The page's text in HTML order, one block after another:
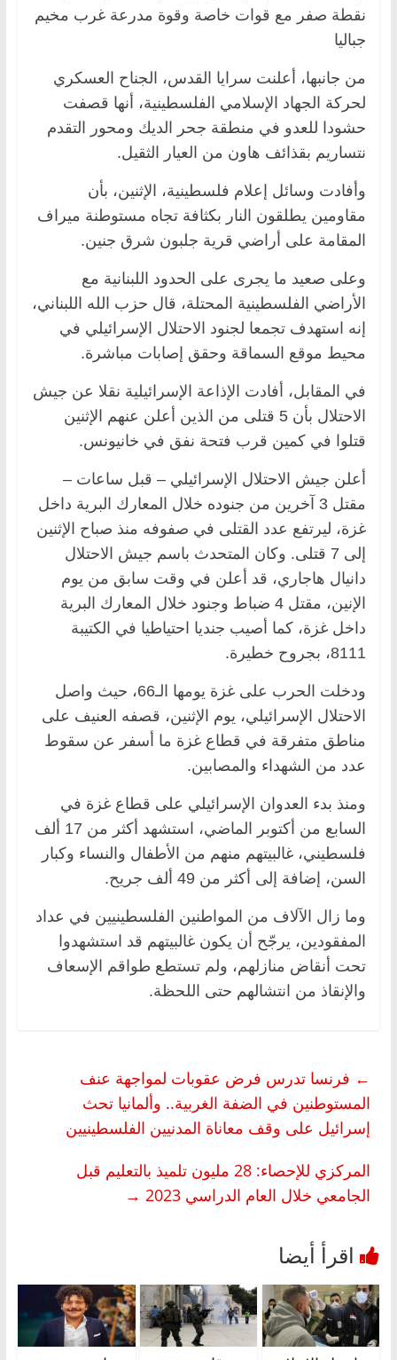
نقطة صفر مع قوات خاصة وقوة مدرعة غرب مخيم
جباليا
من جانبها، أعلنت سرايا القدس، الجناح العسكري
لحركة الجهاد الإسلامي الفلسطينية، أنها قصفت
حشودا للعدو في منطقة جحر الديك ومحور التقدم
نتساريم بقذائف هاون من العيار الثقيل.
وأفادت وسائل إعلام فلسطينية، الإثنين، بأن
مقاومين يطلقون النار بكثافة تجاه مستوطنة ميراف
المقامة على أراضي قرية جلبون شرق جنين.
وعلى صعيد ما يجرى على الحدود اللبنانية مع
الأراضي الفلسطينية المحتلة، قال حزب الله اللبناني،
إنه استهدف تجمعا لجنود الاحتلال الإسرائيلي في
محيط موقع السماقة وحقق إصابات مباشرة.
في المقابل، أفادت الإذاعة الإسرائيلية نقلا عن جيش
الاحتلال بأن 5 قتلى من الذين أعلن عنهم الإثنين
قتلوا في كمين قرب فتحة نفق في خانيونس.
أعلن جيش الاحتلال الإسرائيلي – قبل ساعات –
مقتل 3 آخرين من جنوده خلال المعارك البرية داخل
غزة، ليرتفع عدد القتلى في صفوفه منذ صباح الإثنين
إلى 7 قتلى. وكان المتحدث باسم جيش الاحتلال
دانيال هاجاري، قد أعلن في وقت سابق من يوم
الإنين، مقتل 4 ضباط وجنود خلال المعارك البرية
داخل غزة، كما أصيب جنديا احتياطيا في الكتيبة
8111، بجروح خطيرة.
ودخلت الحرب على غزة يومها الـ66، حيث واصل
الاحتلال الإسرائيلي، يوم الإثنين، قصفه العنيف على
مناطق متفرقة في قطاع غزة ما أسفر عن سقوط
عدد من الشهداء والمصابين.
ومنذ بدء العدوان الإسرائيلي على قطاع غزة في
السابع من أكتوبر الماضي، استشهد أكثر من 17 ألف
فلسطيني، غالبيتهم منهم من الأطفال والنساء وكبار
السن، إضافة إلى أكثر من 49 ألف جريح.
وما زال الآلاف من المواطنين الفلسطينيين في عداد
المفقودين، يرجّح أن يكون غالبيتهم قد استشهدوا
تحت أنقاض منازلهم، ولم تستطع طواقم الإسعاف
والإنقاذ من انتشالهم حتى اللحظة.
← فرنسا تدرس فرض عقوبات لمواجهة عنف
المستوطنين في الضفة الغربية.. وألمانيا تحث
إسرائيل على وقف معاناة المدنيين الفلسطينيين
المركزي للإحصاء: 28 مليون تلميذ بالتعليم قبل
الجامعي خلال العام الدراسي 2023
→